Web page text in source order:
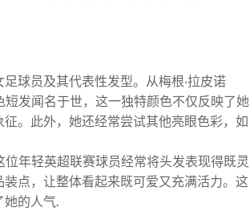
球员及其代表性发型。从梅根·拉皮诺
发闻名于世，这一独特颜色不仅反映了她
。此外，她还经常尝试其他亮眼色彩，如
年轻英超联赛球员经常将头发表现得既灵
点，让整体看起来既可爱又充满活力。这
她的人气.